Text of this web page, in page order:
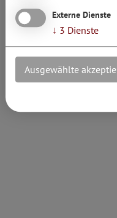
Externe Dienste
↓ 3 Dienste
Ausgewählte